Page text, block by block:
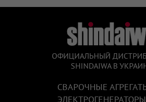
ОФИЦИАЛЬНЫЙ
SHINDAIWA В
СВАРОЧНЫЕ
ЭЛЕКТРОГЕНЕРАТОРЫ